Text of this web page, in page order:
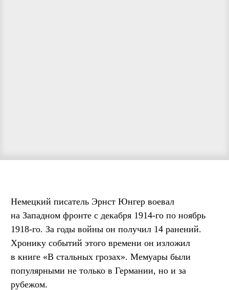
Немецкий писатель Эрнст Юнгер воевал
на Западном фронте с декабря 1914-го по ноябрь
1918-го. За годы войны он получил 14 ранений.
Хронику событий этого времени он изложил
в книге «В стальных грозах». Мемуары были
популярными не только в Германии, но и за
рубежом.